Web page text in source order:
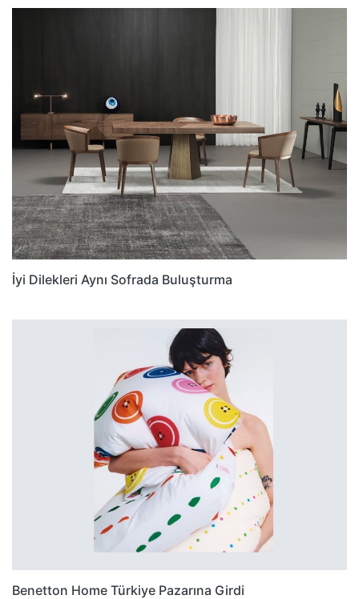
İyi Dilekleri Aynı Sofrada Buluşturma
Benetton Home Türkiye Pazarına Girdi